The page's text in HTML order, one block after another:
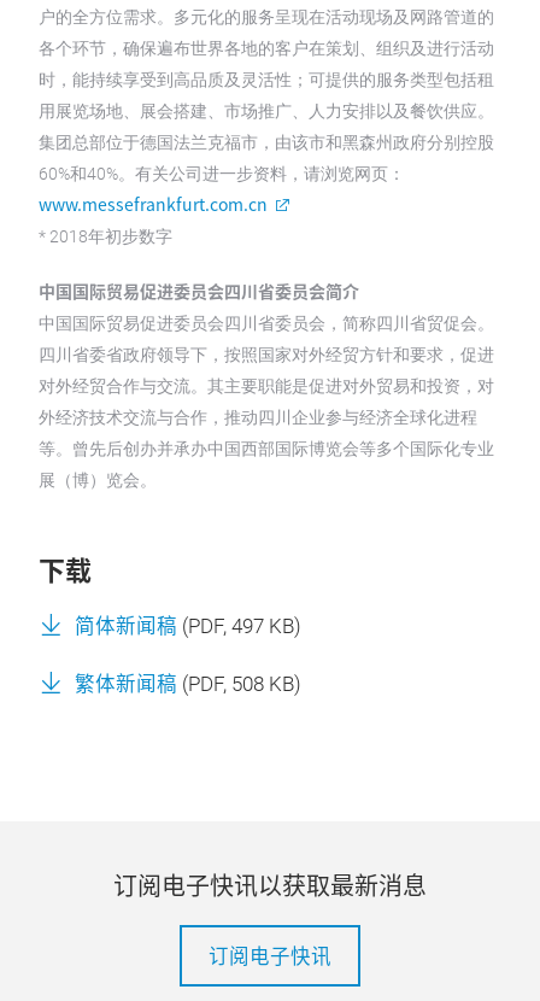
户的全方位需求。多元化的服务呈现在活动现场及网路管道的
各个环节，确保遍布世界各地的客户在策划、组织及进行活动
时，能持续享受到高品质及灵活性；可提供的服务类型包括租
用展览场地、展会搭建、市场推广、人力安排以及餐饮供应。
集团总部位于德国法兰克福市，由该市和黑森州政府分别控股
60%和40%。有关公司进一步资料，请浏览网页：
www.messefrankfurt.com.cn
* 2018年初步数字
中国国际贸易促进委员会四川省委员会简介
中国国际贸易促进委员会四川省委员会，简称四川省贸促会。
四川省委省政府领导下，按照国家对外经贸方针和要求，促进
对外经贸合作与交流。其主要职能是促进对外贸易和投资，对
外经济技术交流与合作，推动四川企业参与经济全球化进程
等。曾先后创办并承办中国西部国际博览会等多个国际化专业
展（博）览会。
下载
简体新闻稿 (PDF, 497 KB)
繁体新闻稿 (PDF, 508 KB)
订阅电子快讯以获取最新消息
订阅电子快讯